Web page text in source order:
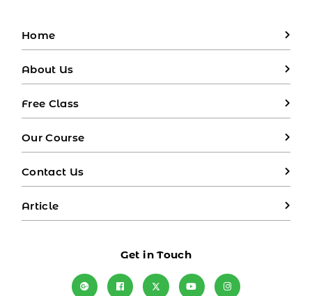
Home
About Us
Free Class
Our Course
Contact Us
Article
Get in Touch